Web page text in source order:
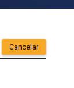
Cancelar